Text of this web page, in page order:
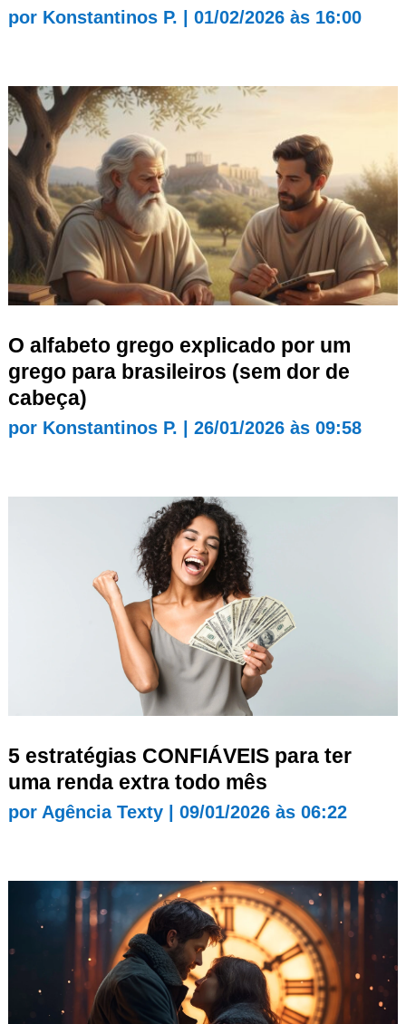
por Konstantinos P. 01/02/2026 às 16:00
O alfabeto grego explicado por um
grego para brasileiros (sem dor de
cabeça)
por Konstantinos P. 26/01/2026 às 09:58
5 estratégias CONFIÁVEIS para ter
uma renda extra todo mês
por Agência Texty| 09/01/2026 às 06:22